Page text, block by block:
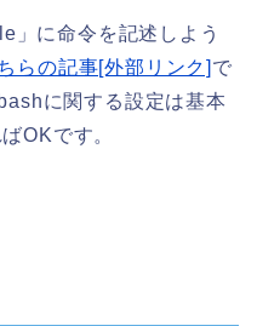
」に命令を記述しよう
らの記事[外部リンク] で
に関する設定は基本
OKです。